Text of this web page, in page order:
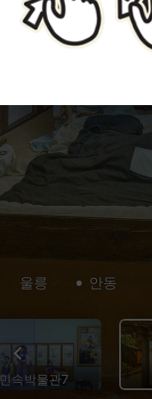
울릉 안동
속박물관7